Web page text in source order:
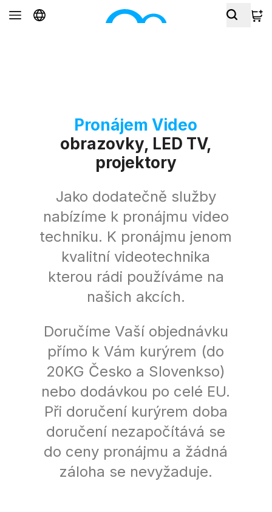
Pronájem Video
obrazovky, LED TV,
projektory
Jako dodatečně služby
nabízíme k pronájmu video
techniku. K pronájmu jenom
kvalitní videotechnika
kterou rádi používáme na
našich akcích.
Doručíme Vaší objednávku
přímo k Vám kurýrem (do
20KG Česko a Slovenkso)
nebo dodávkou po celé EU.
Při doručení kurýrem doba
doručení nezapočítává se
do ceny pronájmu a žádná
záloha se nevyžaduje.